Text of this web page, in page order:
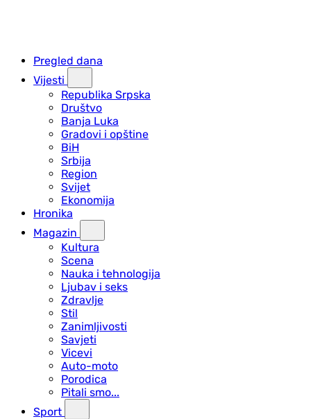
Pregled dana
Vijesti
Republika Srpska
Društvo
Banja Luka
Gradovi i opštine
BiH
Srbija
Region
Svijet
Ekonomija
Hronika
Magazin
Kultura
Scena
Nauka i tehnologija
Ljubav i seks
Zdravlje
Stil
Zanimljivosti
Savjeti
Vicevi
Auto-moto
Porodica
Pitali smo...
Sport